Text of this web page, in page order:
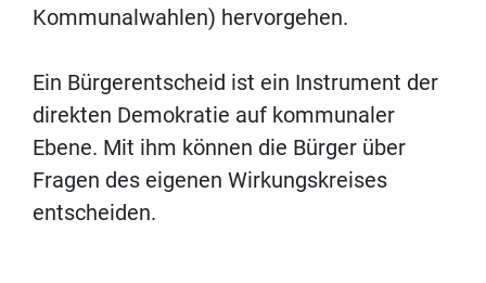
Kommunalwahlen) hervorgehen.
Ein Bürgerentscheid ist ein Instrument der
direkten Demokratie auf kommunaler
Ebene. Mit ihm können die Bürger über
Fragen des eigenen Wirkungskreises
entscheiden.